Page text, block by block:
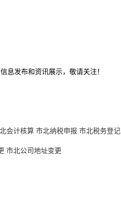
息发布和资讯展示，敬请关注！
会计核算 市北纳税申报 市北税务登记
市北公司地址变更